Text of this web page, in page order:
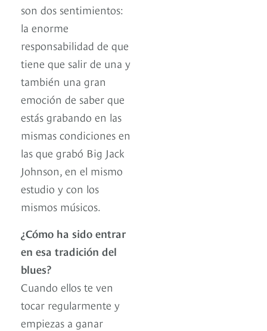
son dos sentimientos:
la enorme
responsabilidad de que
tiene que salir de una y
también una gran
emoción de saber que
estás grabando en las
mismas condiciones en
las que grabó Big Jack
Johnson, en el mismo
estudio y con los
mismos músicos.
¿Cómo ha sido entrar
en esa tradición del
blues?
Cuando ellos te ven
tocar regularmente y
empiezas a ganar